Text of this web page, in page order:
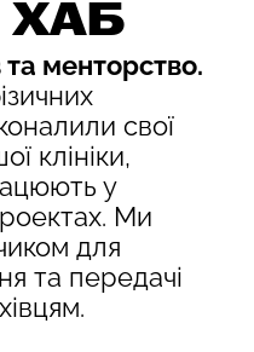
ХАБ
та менторство.
свої
клініки,
у
Ми
для
та передачі